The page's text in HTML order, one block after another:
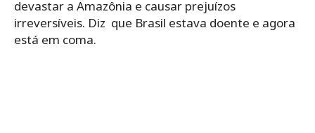
devastar a Amazônia e causar prejuízos
irreversíveis. Diz que Brasil estava doente e agora
está em coma.